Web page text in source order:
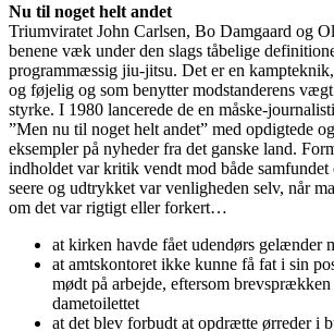
Nu til noget helt andet
Triumviratet John Carlsen, Bo Damgaard og
benene væk under den slags tåbelige
programmæssig jiu-jitsu. Det er en
og føjelig og som benytter modstanderens
styrke. I 1980 lancerede de en måske-
”Men nu til noget helt andet” med opdigtede
eksempler på nyheder fra det ganske land.
indholdet var kritik vendt mod både
seere og udtrykket var venligheden selv, når
om det var rigtigt eller forkert…
at kirken havde fået udendørs gelænder
at amtskontoret ikke kunne få fat i sin
mødt på arbejde, eftersom brevsprækken
dametoilettet
at det blev forbudt at opdrætte ørreder i